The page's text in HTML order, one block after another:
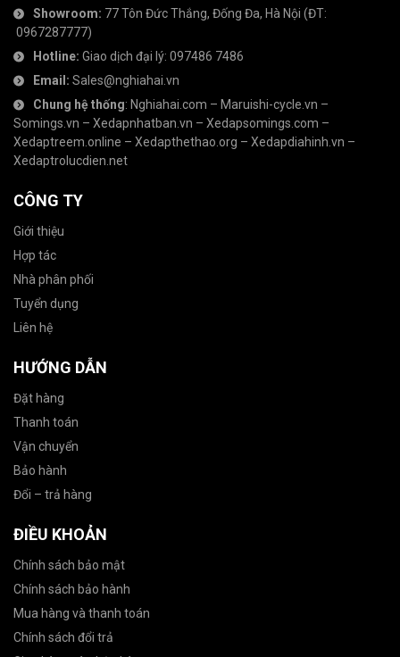
Showroom: 77 Tôn Đức Thắng, Đống Đa, Hà Nội (ĐT:
0967287777)
Hotline: Giao dịch đại lý: 097486 7486
Email: Sales@nghiahai.vn
Chung hệ thống: Nghiahai.com – Maruishi-cycle.vn –
Somings.vn – Xedapnhatban.vn – Xedapsomings.com –
Xedaptreem.online – Xedapthethao.org – Xedapdiahinh.vn –
Xedaptrolucdien.net
CÔNG TY
Giới thiệu
Hợp tác
Nhà phân phối
Tuyển dụng
Liên hệ
HƯỚNG DẪN
Đặt hàng
Thanh toán
Vận chuyển
Bảo hành
Đổi – trả hàng
ĐIỀU KHOẢN
Chính sách bảo mật
Chính sách bảo hành
Mua hàng và thanh toán
Chính sách đổi trả